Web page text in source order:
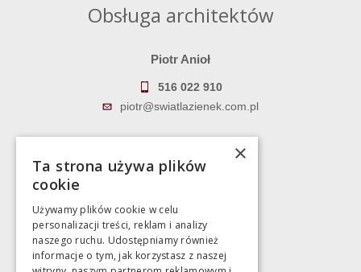
Obsługa architektów
Piotr Anioł
516 022 910
piotr@swiatlazienek.com.pl
783 043 083
Magazyn
×
Ta strona używa plików
cookie
Używamy plików cookie w celu
personalizacji treści, reklam i analizy
naszego ruchu. Udostępniamy również
informacje o tym, jak korzystasz z naszej